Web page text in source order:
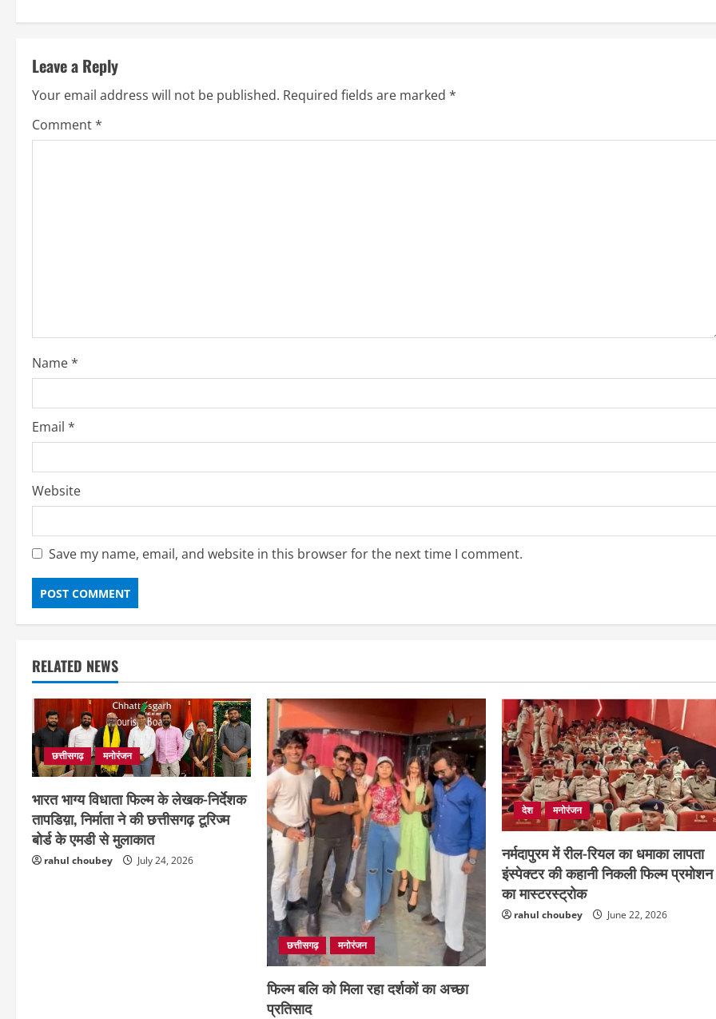
Leave a Reply
Your email address will not be published. Required fields are marked *
Comment*
Name*
Email *
Website
Save my name, email, and website in this browser for the next time I comment.
RELATED NEWS
छत्तीसगढ़ मनोरंजन
भारत भाग्य विधाता फिल्म के लेखक-निर्देशक
तापडिय़ा, निर्माता ने की छत्तीसगढ़ टूरिज्म
बोर्ड के एमडी से मुलाकात
rahul choubey July 24, 2026
छत्तीसगढ़ मनोरंजन
फिल्म बलि को मिला रहा दर्शकों का अच्छा
प्रतिसाद
देश मनोरंजन
नर्मदापुरम में रील-रियल का धमाका लापता
इंस्पेक्टर की कहानी निकली फिल्म प्रमोशन
का मास्टरस्ट्रोक
rahul choubey June 22, 2026